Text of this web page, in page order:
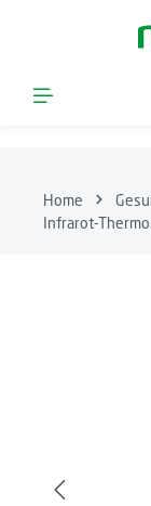
Zum Hauptinhalt
Home
Infrarot-